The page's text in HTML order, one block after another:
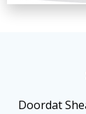
Doordat